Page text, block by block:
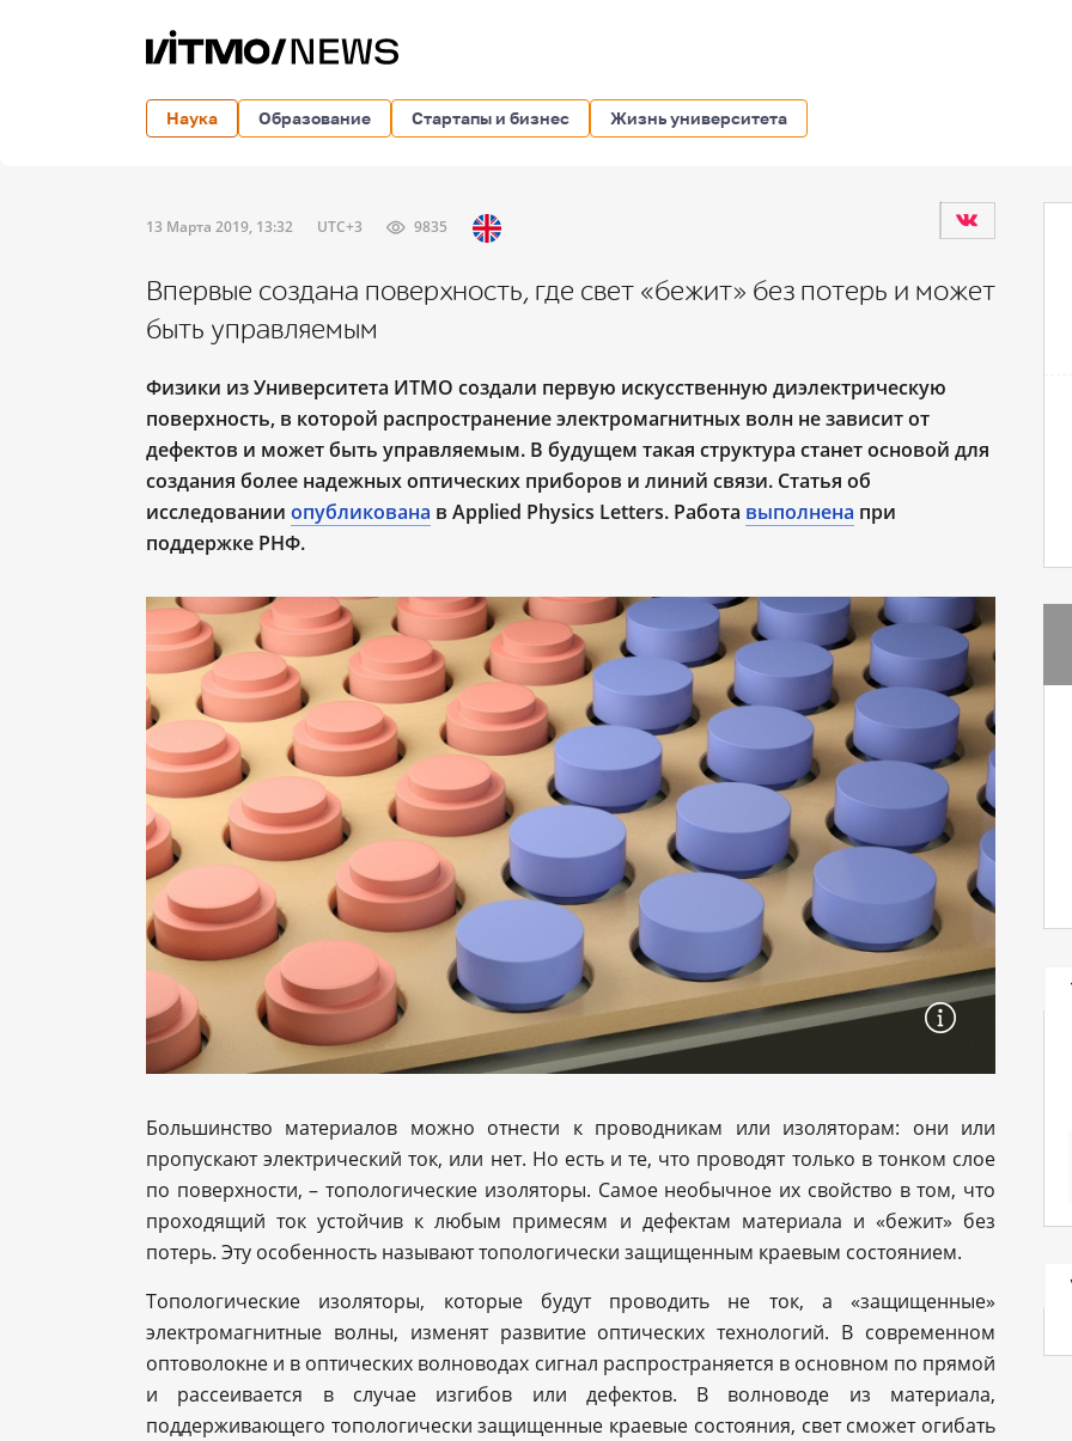
Наука Образование Стартапы и бизнес Жизнь университета
13 Марта 2019, 13:32 UTC+3 9835
Впервые создана поверхность, где свет «бежит» без потерь и может
быть управляемым
Физики из Университета ИТМО создали первую искусственную диэлектрическую
поверхность, в которой распространение электромагнитных волн не зависит от
дефектов и может быть управляемым. В будущем такая структура станет основой для
создания более надежных оптических приборов и линий связи. Статья об
исследовании опубликована в Applied Physics Letters. Работа выполнена при
поддержке РНФ.
Большинство материалов можно отнести к проводникам или изоляторам: они или
пропускают электрический ток, или нет. Но есть и те, что проводят только в тонком слое
по поверхности, – топологические изоляторы. Самое необычное их свойство в том, что
проходящий ток устойчив к любым примесям и дефектам материала и «бежит» без
потерь. Эту особенность называют топологически защищенным краевым состоянием.
Топологические изоляторы, которые будут проводить не ток, а «защищенные»
электромагнитные волны, изменят развитие оптических технологий. В современном
оптоволокне и в оптических волноводах сигнал распространяется в основном по прямой
и рассеивается в случае изгибов или дефектов. В волноводе из материала,
поддерживающего топологически защищенные краевые состояния, свет сможет огибать